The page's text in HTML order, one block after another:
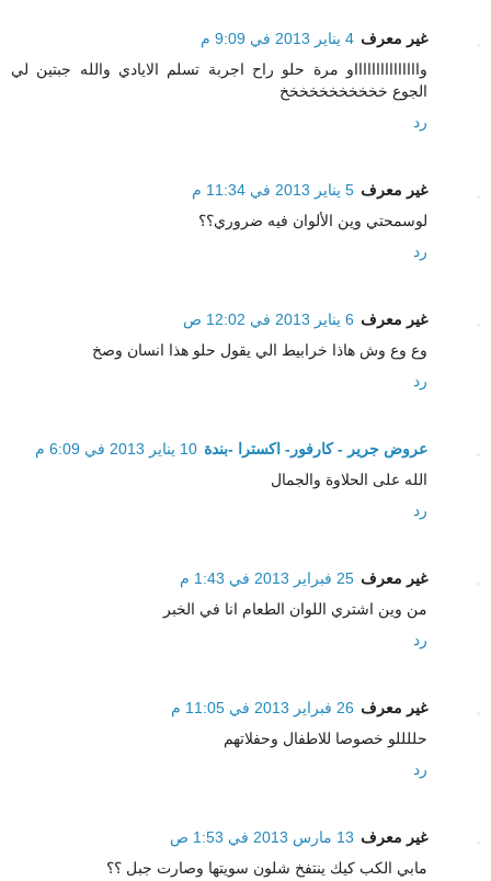
غير معرف 4 يناير 2013 في 9:09 م
واااااااااااااااو مرة حلو راح اجربة تسلم الايادي والله جبتين لي
الجوع خخخخخخخخخخخ
رد
غير معرف 5 يناير 2013 في 11:34 م
لوسمحتي وين الألوان فيه ضروري؟؟
رد
غير معرف 6 يناير 2013 في 12:02 ص
وع وع وش هاذا خرابيط الي يقول حلو هذا انسان وصخ
رد
عروض جرير - كارفور- اكسترا -بندة 10 يناير 2013 في 6:09 م
الله على الحلاوة والجمال
رد
غير معرف 25 فبراير 2013 في 1:43 م
من وين اشتري اللوان الطعام انا في الخبر
رد
غير معرف 26 فبراير 2013 في 11:05 م
حللللو خصوصا للاطفال وحفلاتهم
رد
غير معرف 13 مارس 2013 في 1:53 ص
مابي الكب كيك ينتفخ شلون سويتها وصارت جبل ؟؟